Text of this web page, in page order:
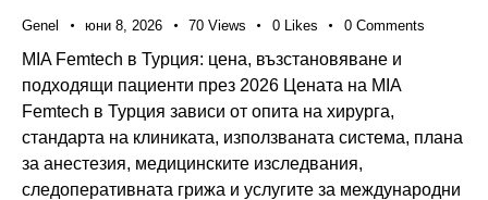
Genel юни 8, 2026 70 Views 0 Likes 0 Comments
MIA Femtech в Турция: цена, възстановяване и
подходящи пациенти през 2026 Цената на MIA
Femtech в Турция зависи от опита на хирурга,
стандарта на клиниката, използваната система, плана
за анестезия, медицинските изследвания,
следоперативната грижа и услугите за международни